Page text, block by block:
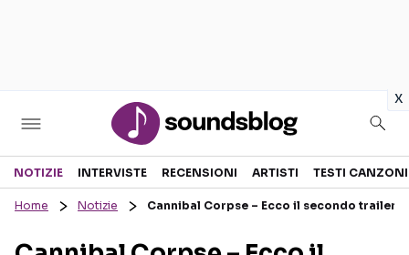
x
Sezioni
RECENSIONI MUSICALI
TESTI CANZONI
NOTIZIE INTERVISTE RECENSIONI ARTISTI TESTI CANZONI
Home Notizie Cannibal Corpse – Ecco il secondo trailer